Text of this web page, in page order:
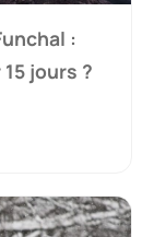
:
jours ?